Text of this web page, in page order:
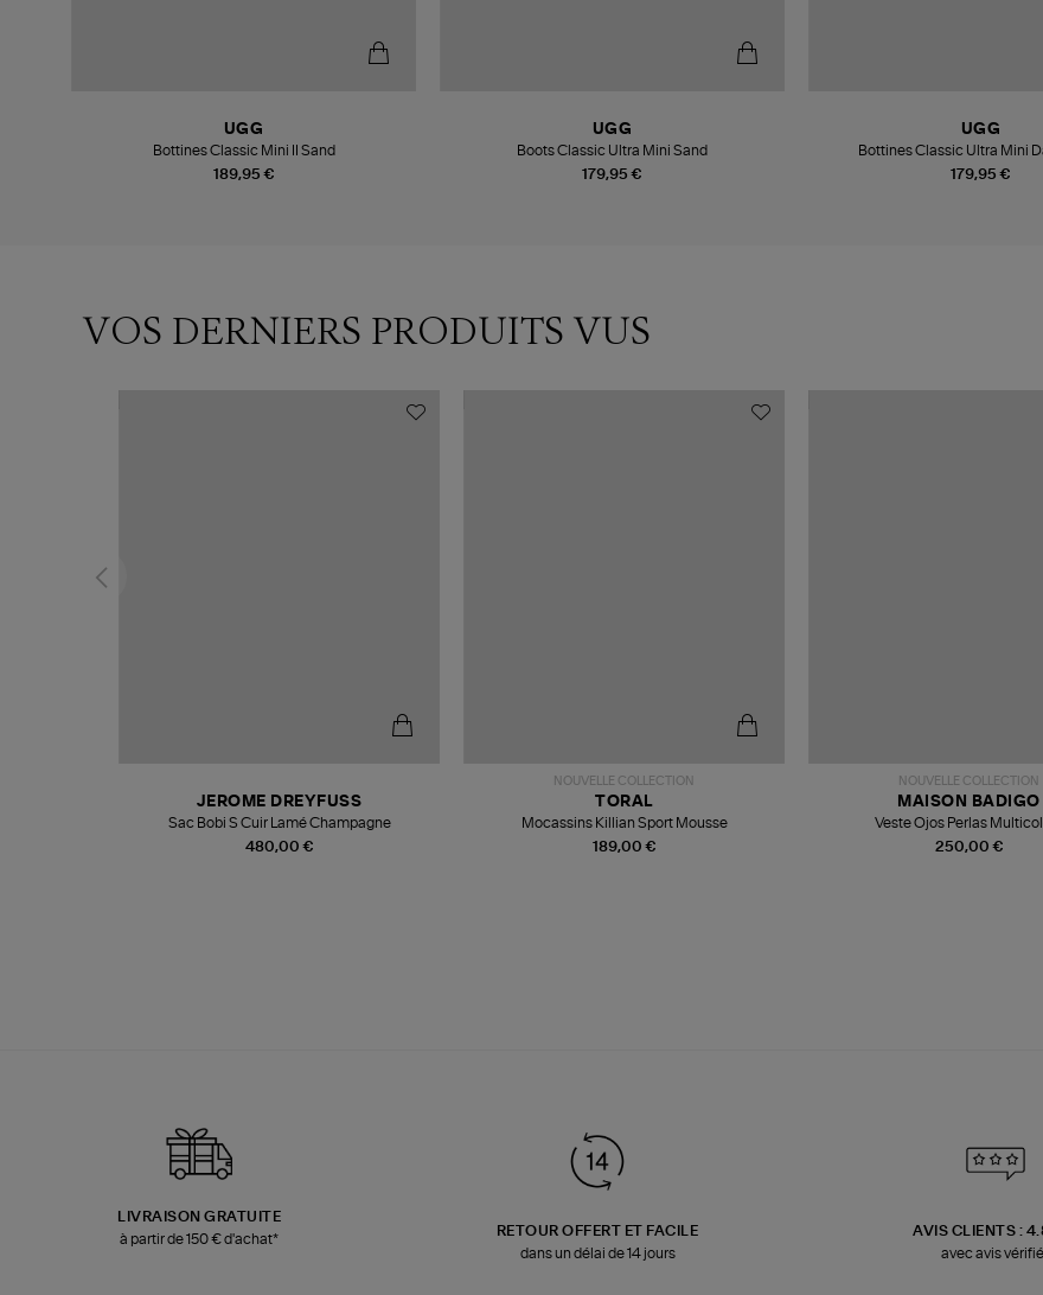
189,95 €
UGG
Bottines Classic Mini II Sand
179,95 €
UGG
Boots Classic Ultra Mini Sand
179,95 €
UGG
Bottines Classic Ultra Mini
VOS DERNIERS PRODUITS VUS
480,00 €
JEROME DREYFUSS
Sac Bobi S Cuir Lamé Champagne
NOUVELLE COLLECTION
189,00 €
TORAL
Mocassins Killian Sport Mousse
NOUVELLE COLLECTION
250,00 €
MAISON BADIGO
Veste Ojos Perlas
LIVRAISON GRATUITE
à partir de 150 € d'achat*
RETOUR OFFERT ET FACILE
dans un délai de 14 jours
AVIS CLIENTS :
avec avis